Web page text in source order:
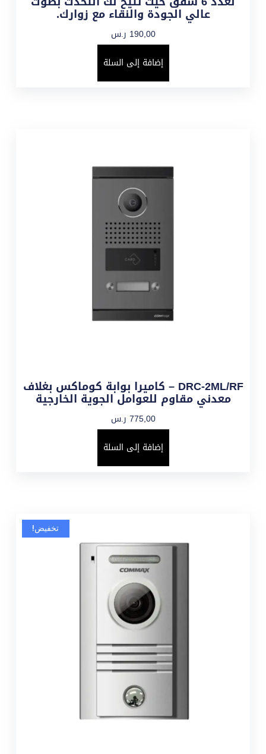
عالي الجودة والنقاء مع زوارك.
190,00 ر.س
إضافة إلى السلة
DRC-2ML/RF – كاميرا بوابة كوماكس بغلاف
معدني مقاوم للعوامل الجوية الخارجية
775,00 ر.س
إضافة إلى السلة
تخفيض!